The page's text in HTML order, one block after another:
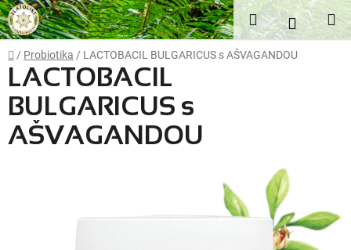
Přejít
na
obsah
Hledat
KOŠÍK
Domů
/ Probiotika / LACTOBACIL BULGARICUS s AŠVAGANDOU
LACTOBACIL
BULGARICUS s
AŠVAGANDOU